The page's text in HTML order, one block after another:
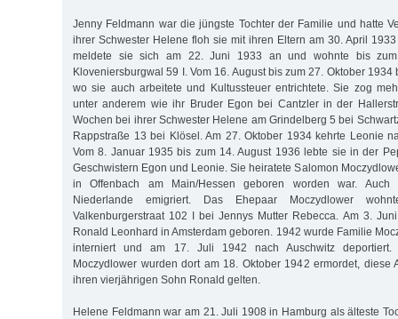
Jenny Feldmann war die jüngste Tochter der Familie und hatte
ihrer Schwester Helene floh sie mit ihren Eltern am 30. April
meldete sie sich am 22. Juni 1933 an und wohnte bis
Kloveniersburgwal 59 I. Vom 16. August bis zum 27. Oktober
wo sie auch arbeitete und Kultussteuer entrichtete. Sie zog
unter anderem wie ihr Bruder Egon bei Cantzler in der
Wochen bei ihrer Schwester Helene am Grindelberg 5 bei
Rappstraße 13 bei Klösel. Am 27. Oktober 1934 kehrte Leonie
Vom 8. Januar 1935 bis zum 14. August 1936 lebte sie in der
Geschwistern Egon und Leonie. Sie heiratete Salomon
in Offenbach am Main/Hessen geboren worden war.
Niederlande emigriert. Das Ehepaar Moczydlower
Valkenburgerstraat 102 I bei Jennys Mutter Rebecca. Am 3.
Ronald Leonhard in Amsterdam geboren. 1942 wurde Familie
interniert und am 17. Juli 1942 nach Auschwitz deportiert.
Moczydlower wurden dort am 18. Oktober 1942 ermordet, diese
ihren vierjährigen Sohn Ronald gelten.
Helene Feldmann war am 21. Juli 1908 in Hamburg als älteste